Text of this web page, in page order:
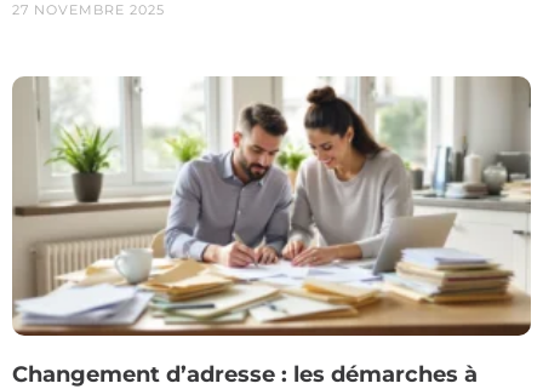
27 NOVEMBRE 2025
Changement d’adresse : les démarches à